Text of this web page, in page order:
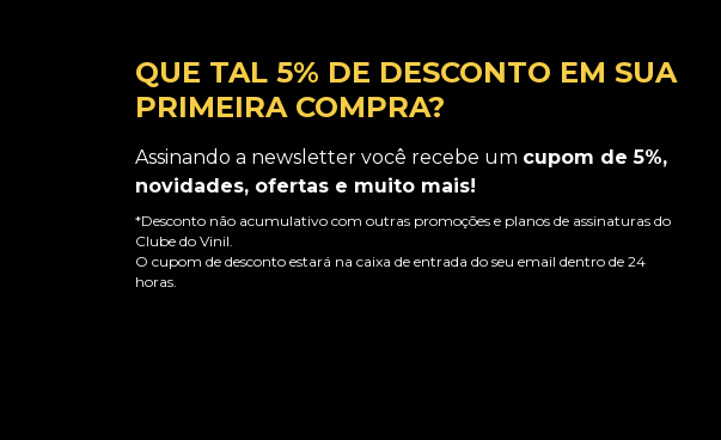
QUE TAL 5% DE DESCONTO EM SUA
PRIMEIRA COMPRA?
Assinando a newsletter você recebe um cupom de 5%,
novidades, ofertas e muito mais!
*Desconto não acumulativo com outras promoções e planos de assinaturas do
Clube do Vinil.
O cupom de desconto estará na caixa de entrada do seu email dentro de 24
horas.